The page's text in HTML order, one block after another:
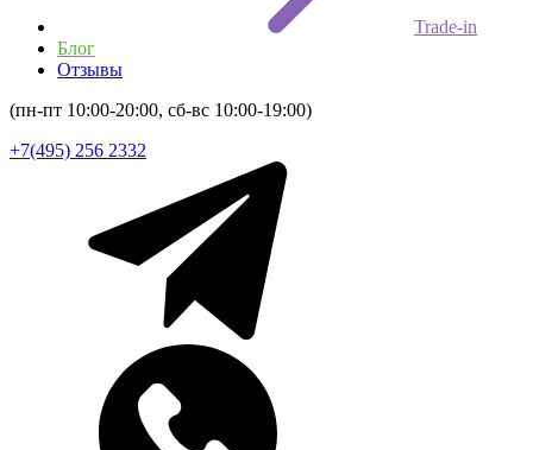
Trade-in
Блог
Отзывы
(пн-пт 10:00-20:00, сб-вс 10:00-19:00)
+7(495) 256 2332